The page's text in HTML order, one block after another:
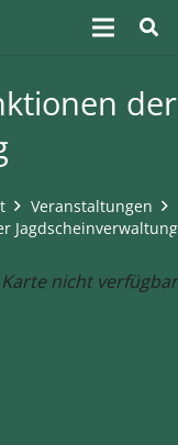
der
Veranstaltungen
Jagdscheinverwaltung
Karte nicht verfügbar